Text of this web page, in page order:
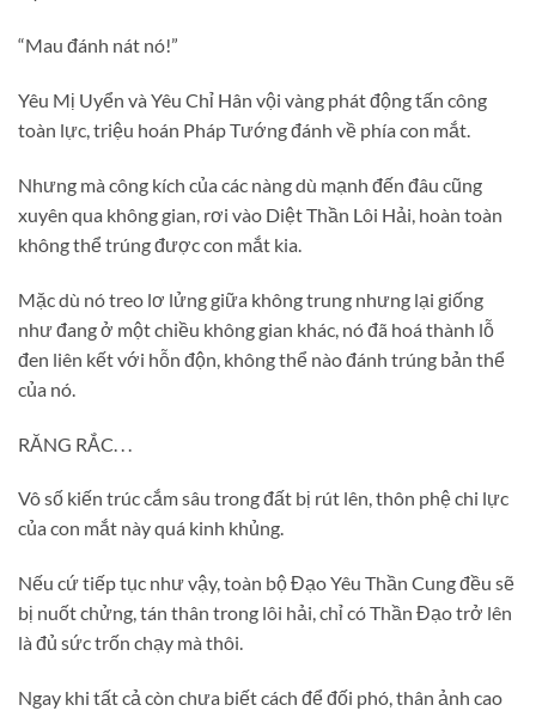
“Mau đánh nát nó!”
Yêu Mị Uyển và Yêu Chỉ Hân vội vàng phát động tấn công
toàn lực, triệu hoán Pháp Tướng đánh về phía con mắt.
Nhưng mà công kích của các nàng dù mạnh đến đâu cũng
xuyên qua không gian, rơi vào Diệt Thần Lôi Hải, hoàn toàn
không thể trúng được con mắt kia.
Mặc dù nó treo lơ lửng giữa không trung nhưng lại giống
như đang ở một chiều không gian khác, nó đã hoá thành lỗ
đen liên kết với hỗn độn, không thể nào đánh trúng bản thể
của nó.
RĂNG RẮC. . .
Vô số kiến trúc cắm sâu trong đất bị rút lên, thôn phệ chi lực
của con mắt này quá kinh khủng.
Nếu cứ tiếp tục như vậy, toàn bộ Đạo Yêu Thần Cung đều sẽ
bị nuốt chửng, tán thân trong lôi hải, chỉ có Thần Đạo trở lên
là đủ sức trốn chạy mà thôi.
Ngay khi tất cả còn chưa biết cách để đối phó, thân ảnh cao